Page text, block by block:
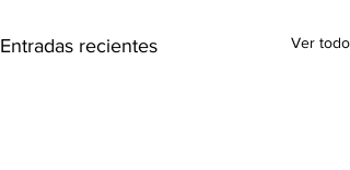
Entradas recientes Ver todo